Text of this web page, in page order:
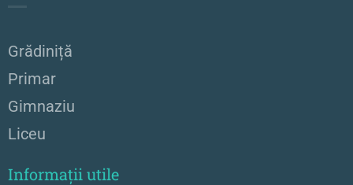
Grădiniță
Primar
Gimnaziu
Liceu
Informații utile